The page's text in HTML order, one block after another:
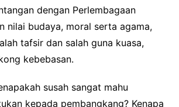
dengan Perlembagaan
nilai budaya, moral serta agama,
tafsir dan salah guna kuasa,
kebebasan.
susah sangat mahu
kepada pembangkang? Kenapa